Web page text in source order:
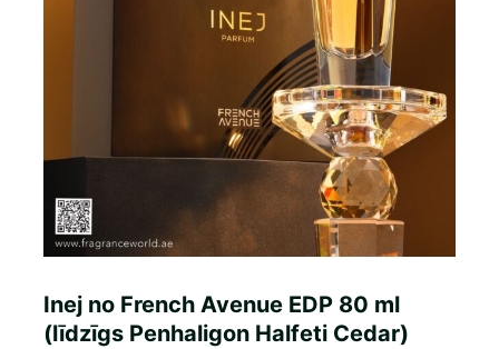
Inej no French Avenue EDP 80 ml
(līdzīgs Penhaligon Halfeti Cedar)